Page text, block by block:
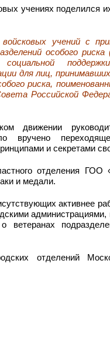
учениях поделился
учений с
особого
для лиц,
риска,
Российской
движении
вручено
и секретами
отделения
и медали.
активнее
администрациями,
ветеранах
отделений